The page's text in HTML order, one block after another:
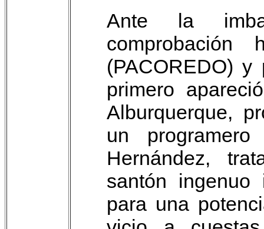
Ante la
comprobación
(PACOREDO) y
primero
Alburquerque,
un programero
Hernández,
santón
para una